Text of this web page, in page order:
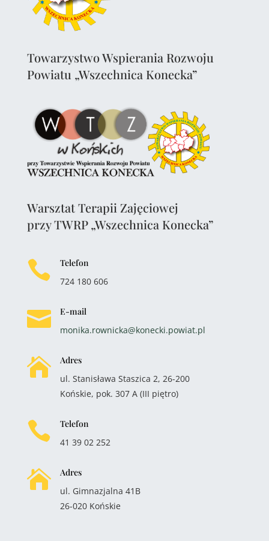
Towarzystwo Wspierania Rozwoju
Powiatu „Wszechnica Konecka”
Warsztat Terapii Zajęciowej
przy TWRP „Wszechnica Konecka”

Telefon
724 180 606

E-mail
monika.rownicka@konecki.powiat.pl

Adres
ul. Stanisława Staszica 2, 26-200
Końskie, pok. 307 A (III piętro)

Telefon
41 39 02 252

Adres
ul. Gimnazjalna 41B
26-020 Końskie